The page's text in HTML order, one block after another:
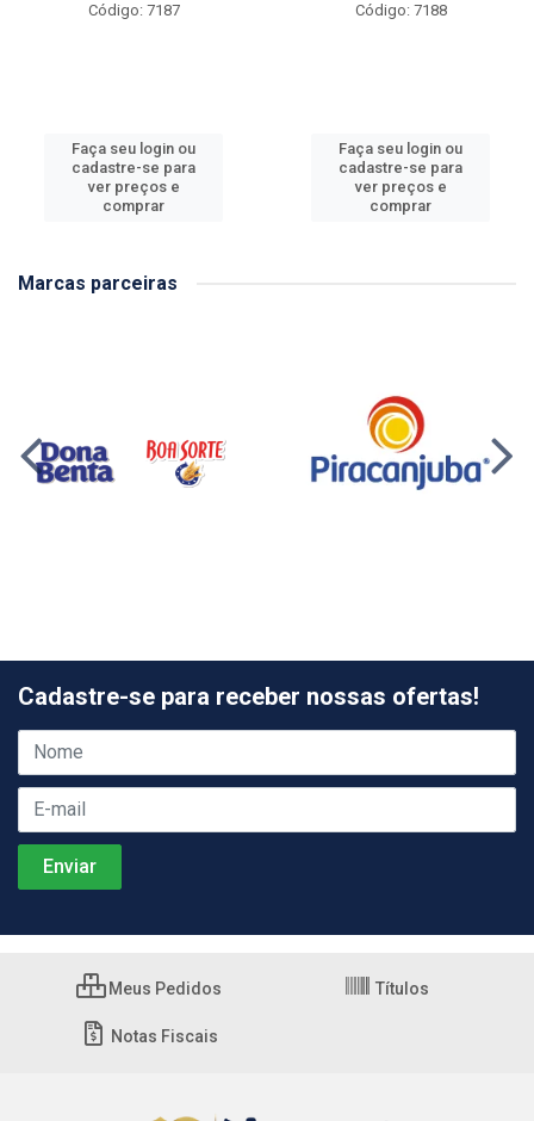
Código: 7187
Faça seu login ou
cadastre-se para
ver preços e
comprar
Código: 7188
Faça seu login ou
cadastre-se para
ver preços e
comprar
Marcas parceiras
Cadastre-se para receber nossas ofertas!
Meus Pedidos Títulos
Notas Fiscais